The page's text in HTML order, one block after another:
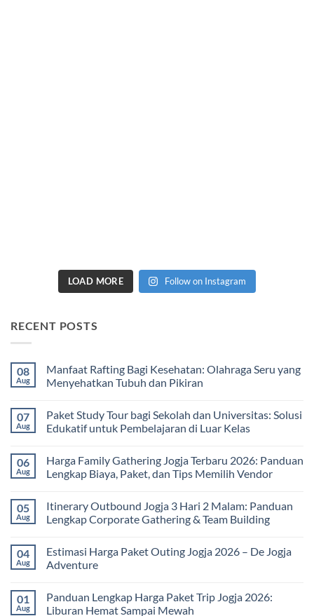
LOAD MORE Follow on Instagram
RECENT POSTS
08
Aug
Manfaat Rafting Bagi Kesehatan: Olahraga Seru yang
Menyehatkan Tubuh dan Pikiran
on
Manfaat
Rafting
Olahraga
Seru
yang
dan
Pikiran
07
Aug
Paket Study Tour bagi Sekolah dan Universitas: Solusi
Edukatif untuk Pembelajaran di Luar Kelas
on
Paket
Study
Sekolah
dan
Universitas:
untuk
Pembelajaran
di
06
Aug
Harga Family Gathering Jogja Terbaru 2026: Panduan
Lengkap Biaya, Paket, dan Tips Memilih Vendor
on
Harga
Family
Terbaru
2026:
Panduan
Paket,
dan
05
Aug
Itinerary Outbound Jogja 3 Hari 2 Malam: Panduan
Lengkap Corporate Gathering & Team Building
on
Itinerary
Outbound
Hari
2
04
Aug
Estimasi Harga Paket Outing Jogja 2026 – De Jogja
Adventure
on
Estimasi
01
Aug
Panduan Lengkap Harga Paket Trip Jogja 2026:
Liburan Hemat Sampai Mewah